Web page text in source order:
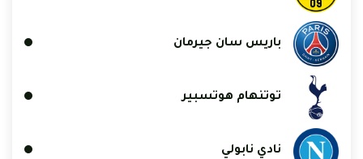
باريس سان جيرمان
توتنهام هوتسبير
نادي نابولي